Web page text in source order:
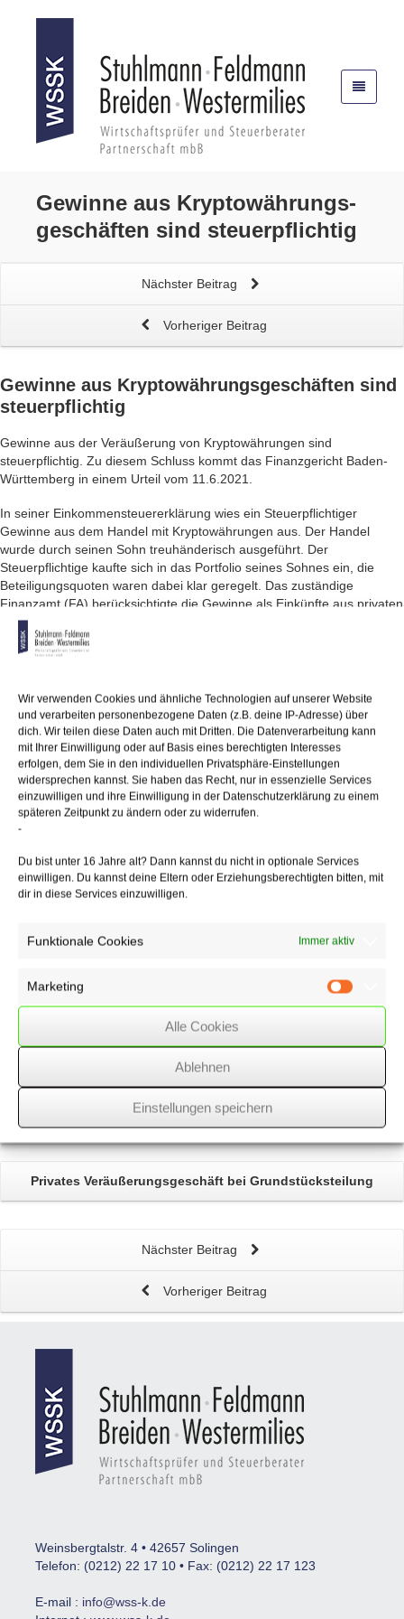
Wir verwenden Cookies und ähnliche Technologien auf unserer Website
und verarbeiten personenbezogene Daten (z.B. deine IP-Adresse) über
dich. Wir teilen diese Daten auch mit Dritten. Die Datenverarbeitung kann
mit Ihrer Einwilligung oder auf Basis eines berechtigten Interesses
erfolgen, dem Sie in den individuellen Privatsphäre-Einstellungen
widersprechen kannst. Sie haben das Recht, nur in essenzielle Services
einzuwilligen und ihre Einwilligung in der Datenschutzerklärung zu einem
späteren Zeitpunkt zu ändern oder zu widerrufen.
-
Du bist unter 16 Jahre alt? Dann kannst du nicht in optionale Services
einwilligen. Du kannst deine Eltern oder Erziehungsberechtigten bitten, mit
dir in diese Services einzuwilligen.
Funktionale Cookies Immer aktiv
Marketing
Alle Cookies
Ablehnen
Einstellungen speichern
Gewinne aus Krypto­wäh­rungs­
geschäf­ten sind steuerpflichtig
Nächster Beitrag
Vorheriger Beitrag
Gewinne aus Krypto­wäh­rungs­geschäf­ten sind
steuerpflichtig
Gewinne aus der Veräußerung von Kryptowährungen sind
steuerpflichtig. Zu diesem Schluss kommt das Finanzgericht Baden-
Württemberg in einem Urteil vom 11.6.2021.
In seiner Einkommensteuererklärung wies ein Steuerpflichtiger
Gewinne aus dem Handel mit Kryptowährungen aus. Der Handel
wurde durch seinen Sohn treuhänderisch ausgeführt. Der
Steuerpflichtige kaufte sich in das Portfolio seines Sohnes ein, die
Beteiligungsquoten waren dabei klar geregelt. Das zuständige
Finanzamt (FA) berücksichtigte die Gewinne als Einkünfte aus privaten
Veräußerungsgeschäften, wogegen der Steuerpflichtige Einspruch
einlegte, da aus seiner Sicht kein „anderes Wirtschaftsgut“ und somit
auch kein Veräußerungsgeschäft vorliegt.
Nach Auffassung des FG sind solche Gewinne sehr wohl sonstige
Einkünfte aus privaten Veräußerungsgeschäften, da Kryptowährungen
zu den immateriellen Wirtschaftsgütern zählen. Der steuerrechtliche
Begriff des Wirtschaftsguts umfasst „sämtliche vermögenswerten
Vorteile, deren Erlangung sich der Steuerpflichtige etwas kosten lässt“,
„die einer selbstständigen Bewertung zugänglich sind“ und der
„Erwerber des gesamten Betriebs in dem Vorteil einen greifbaren Wert
sehen würde“. Die Revision zum Bundesfinanzhof wurde zugelassen.
10/02/2022 / WSSK
Überden Autor
wssk-admin
Zweites Bürokratieentlastungsgesetz
Kündigung eines Bankdarlehensaus wichtigem Grund
Privates Veräußerungs­geschäft bei Grundstücksteilung
Nächster Beitrag
Vorheriger Beitrag
Weinsbergtalstr. 4 • 42657 Solingen
Telefon: (0212) 22 17 10 • Fax: (0212) 22 17 123
E-mail : info@wss-k.de